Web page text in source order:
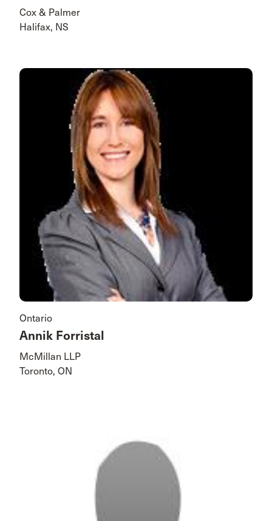
Cox & Palmer
Halifax, NS
Ontario
Annik Forristal
McMillan LLP
Toronto, ON